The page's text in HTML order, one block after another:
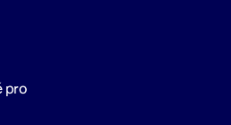
pro